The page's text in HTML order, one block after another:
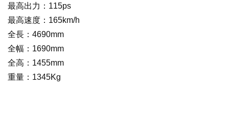
最高出力：115ps
最高速度：165km/h
全長：4690mm
全幅：1690mm
全高：1455mm
重量：1345Kg